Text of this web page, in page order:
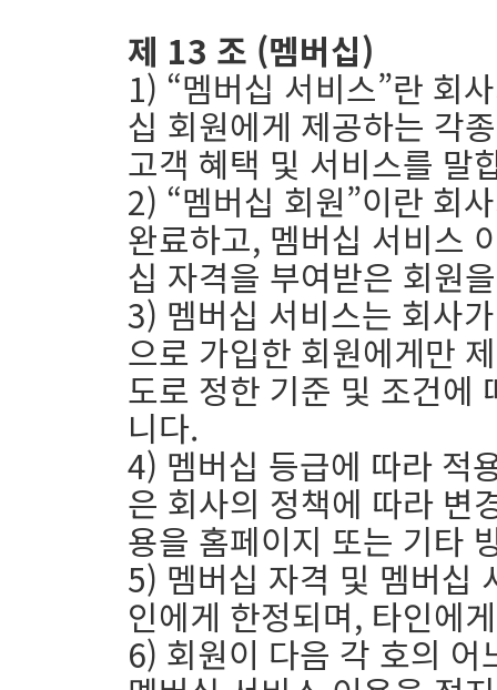
제 13 조 (멤버십)
1) “멤버십 서비스”란 회
십 회원에게 제공하는 각
고객 혜택 및 서비스를 말
2) “멤버십 회원”이란 회
완료하고, 멤버십 서비스
십 자격을 부여받은 회원
3) 멤버십 서비스는 회사
으로 가입한 회원에게만
도로 정한 기준 및 조건에
니다.
4) 멤버십 등급에 따라 적
은 회사의 정책에 따라 변
용을 홈페이지 또는 기타
5) 멤버십 자격 및 멤버십
인에게 한정되며, 타인에
6) 회원이 다음 각 호의